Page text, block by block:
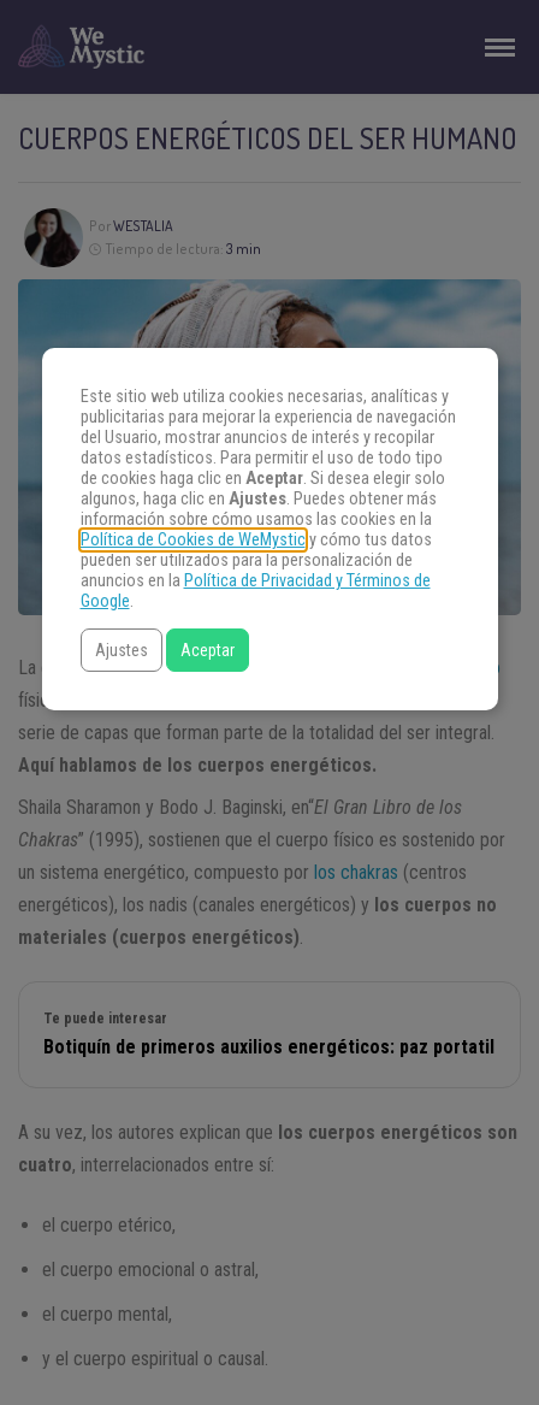
CUERPOS ENERGÉTICOS DEL SER HUMANO
PorWESTALIA
Tiempo de lectura: 3 min
La estructura de los seres humanos, no se restringe a su
cuerpo
físico sino que se expande a otras dimensiones, a través de una
serie de capas que forman parte de la totalidad del ser integral.
Aquí hablamos de los cuerpos energéticos.
Shaila Sharamon y Bodo J. Baginski, en“El Gran Libro de los
Chakras” (1995), sostienen que el cuerpo físico es sostenido por
un sistema energético, compuesto por los chakras (centros
energéticos), los nadis (canales energéticos) y los cuerpos no
materiales (cuerpos energéticos)
Te puede interesar
Botiquín de primeros auxilios energéticos: paz portatil
A su vez, los autores explican que los cuerpos energéticos son
cuatro, interrelacionados entre sí:
el cuerpo etérico,
el cuerpo emocional o astral,
el cuerpo mental,
y el cuerpo espiritual o causal.
Este sitio web utiliza cookies necesarias, analíticas y
publicitarias para mejorar la experiencia de navegación
del Usuario, mostrar anuncios de interés y recopilar
datos estadísticos. Para permitir el uso de todo tipo
de cookies haga clic en Aceptar. Si desea elegir solo
algunos, haga clic en Ajustes. Puedes obtener más
información sobre cómo usamos las cookies en la
Política de Cookies de WeMysticy cómo tus datos
pueden ser utilizados para la personalización de
anuncios en la Política de Privacidad y Términos de
Google.
Ajustes Aceptar